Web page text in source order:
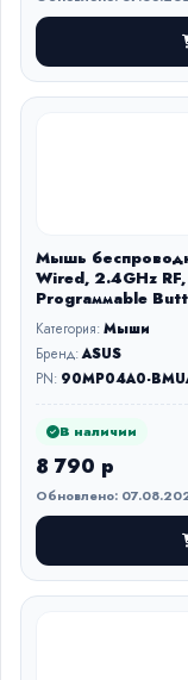
Мышь
Wired, 2.4GHz
Prograммable
Категория:Мыши
Бренд:ASUS
PN: 90MP04A0-
В наличии
8 790 р
Обновлено: